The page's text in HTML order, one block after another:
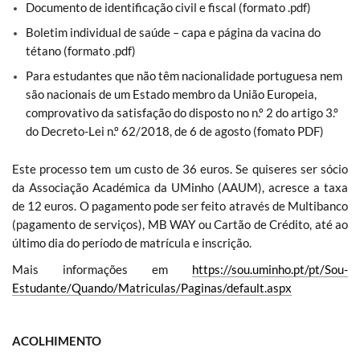
Documento de identificação civil e fiscal (formato .pdf)
Boletim individual de saúde – capa e página da vacina do
tétano (formato .pdf)
Para estudantes que não têm nacionalidade portuguesa nem
são nacionais de um Estado membro da União Europeia,
comprovativo da satisfação do disposto no n.º 2 do artigo 3.º
do Decreto-Lei n.º 62/2018, de 6 de agosto (fomato PDF)
Este processo tem um custo de 36 euros. Se quiseres ser sócio
da Associação Académica da UMinho (AAUM), acresce a taxa
de 12 euros. O pagamento pode ser feito através de Multibanco
(pagamento de serviços), MB WAY ou Cartão de Crédito, até ao
último dia do período de matrícula e inscrição.
Mais informações em https://sou.uminho.pt/pt/Sou-
Estudante/Quando/Matriculas/Paginas/default.aspx
ACOLHIMENTO